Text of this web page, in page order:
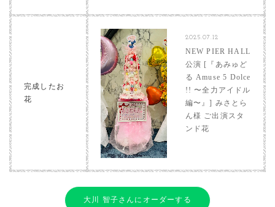
完成したお
花
2025.07.12
NEW PIER HALL
公演 [『あみゅど
る Amuse 5 Dolce
!! 〜全力アイドル
編〜』] みさとら
ん様 ご出演スタ
ンド花
大川 智子さんにオーダーする